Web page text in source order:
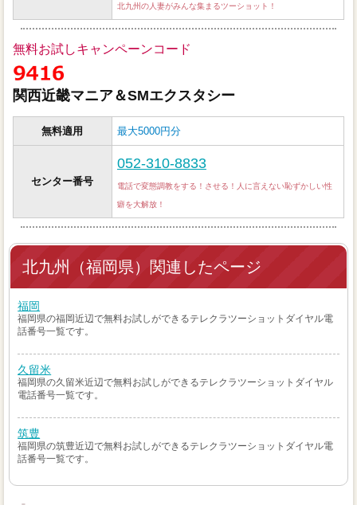
北九州の人妻がみんな集まるツーショット！
無料お試しキャンペーンコード
関西近畿マニア＆SMエクスタシー
無料適用 最大5000円分
センター番号
052-310-8833
電話で変態調教をする！させる！人に言えない恥ずかしい性
癖を大解放！
北九州（福岡県）関連したページ
福岡
福岡県の福岡近辺で無料お試しができるテレクラツーショットダイヤル電
話番号一覧です。
久留米
福岡県の久留米近辺で無料お試しができるテレクラツーショットダイヤル
電話番号一覧です。
筑豊
福岡県の筑豊近辺で無料お試しができるテレクラツーショットダイヤル電
話番号一覧です。